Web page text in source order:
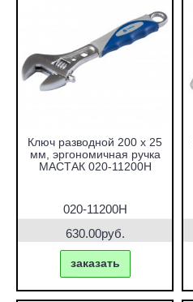
Ключ разводной 200 х 25
мм, эргономичная ручка
МАСТАК 020-11200H
020-11200H
630.00руб.
заказать